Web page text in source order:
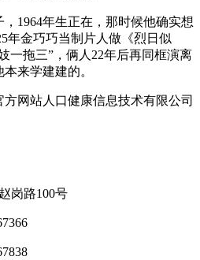
年生正在，那时候他确实想
年金巧巧当制片人做《烈日似
一拖三”，俩人22年后再同框演离
来学建建的。
方网站人口健康信息技术有限公司
岗路100号